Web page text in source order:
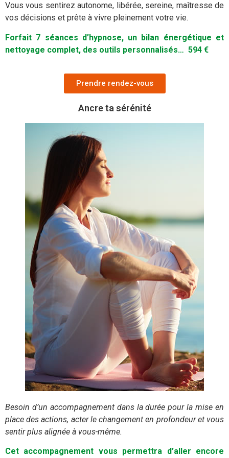
Vous vous sentirez autonome, libérée, sereine, maîtresse de
vos décisions et prête à vivre pleinement votre vie.
Forfait 7 séances d’hypnose, un bilan énergétique et
nettoyage complet, des outils personnalisés… 594 €
Prendre rendez-vous
Ancre ta sérénité
Besoin d’un accompagnement dans la durée pour la mise en
place des actions, acter le changement en profondeur et vous
sentir plus alignée à vous-même.
Cet accompagnement vous permettra d’aller encore